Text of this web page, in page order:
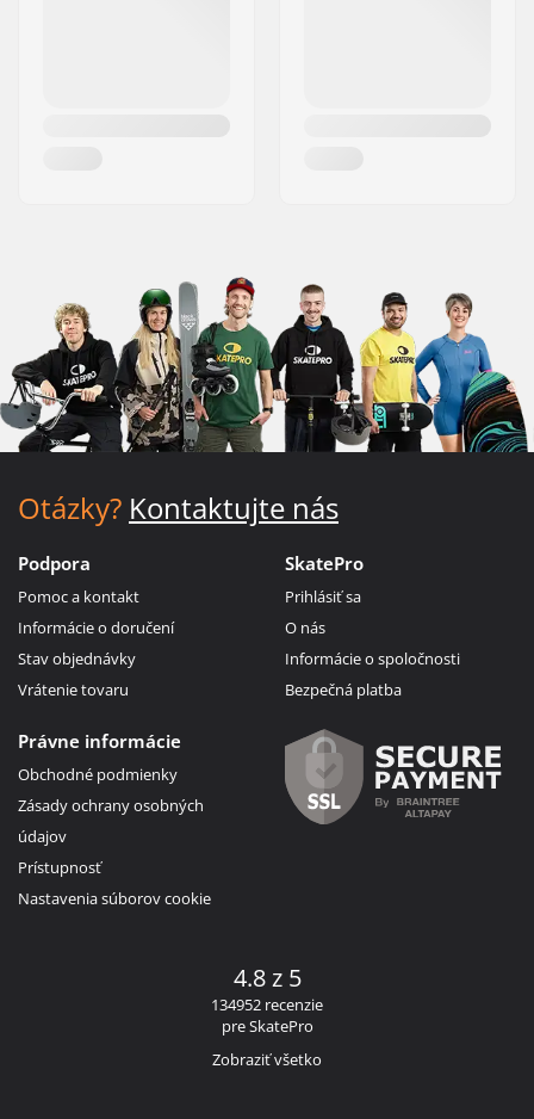
Otázky? Kontaktujte nás
Podpora
Pomoc a kontakt
Informácie o doručení
Stav objednávky
Vrátenie tovaru
SkatePro
Prihlásiť sa
O nás
Informácie o spoločnosti
Bezpečná platba
Právne informácie
Obchodné podmienky
Zásady ochrany osobných
údajov
Prístupnosť
Nastavenia súborov cookie
4.8 z 5
134952 recenzie
pre SkatePro
Zobraziť všetko